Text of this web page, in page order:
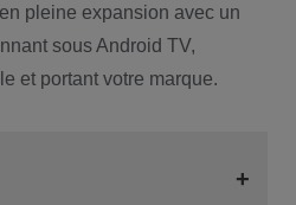
pleine expansion avec un
sous Android TV,
et portant votre marque.
+